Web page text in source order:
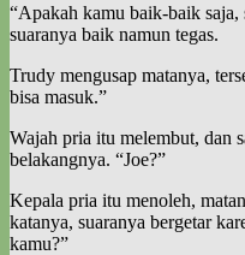
“Apakah kamu baik-baik saja,
suaranya baik namun tegas.
Trudy mengusap matanya,
bisa masuk.”
Wajah pria itu melembut, dan
belakangnya. “Joe?”
Kepala pria itu menoleh,
katanya, suaranya bergetar
kamu?”